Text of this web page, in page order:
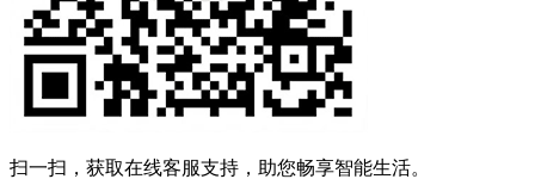
扫一扫，获取在线客服支持，助您畅享智能生活。